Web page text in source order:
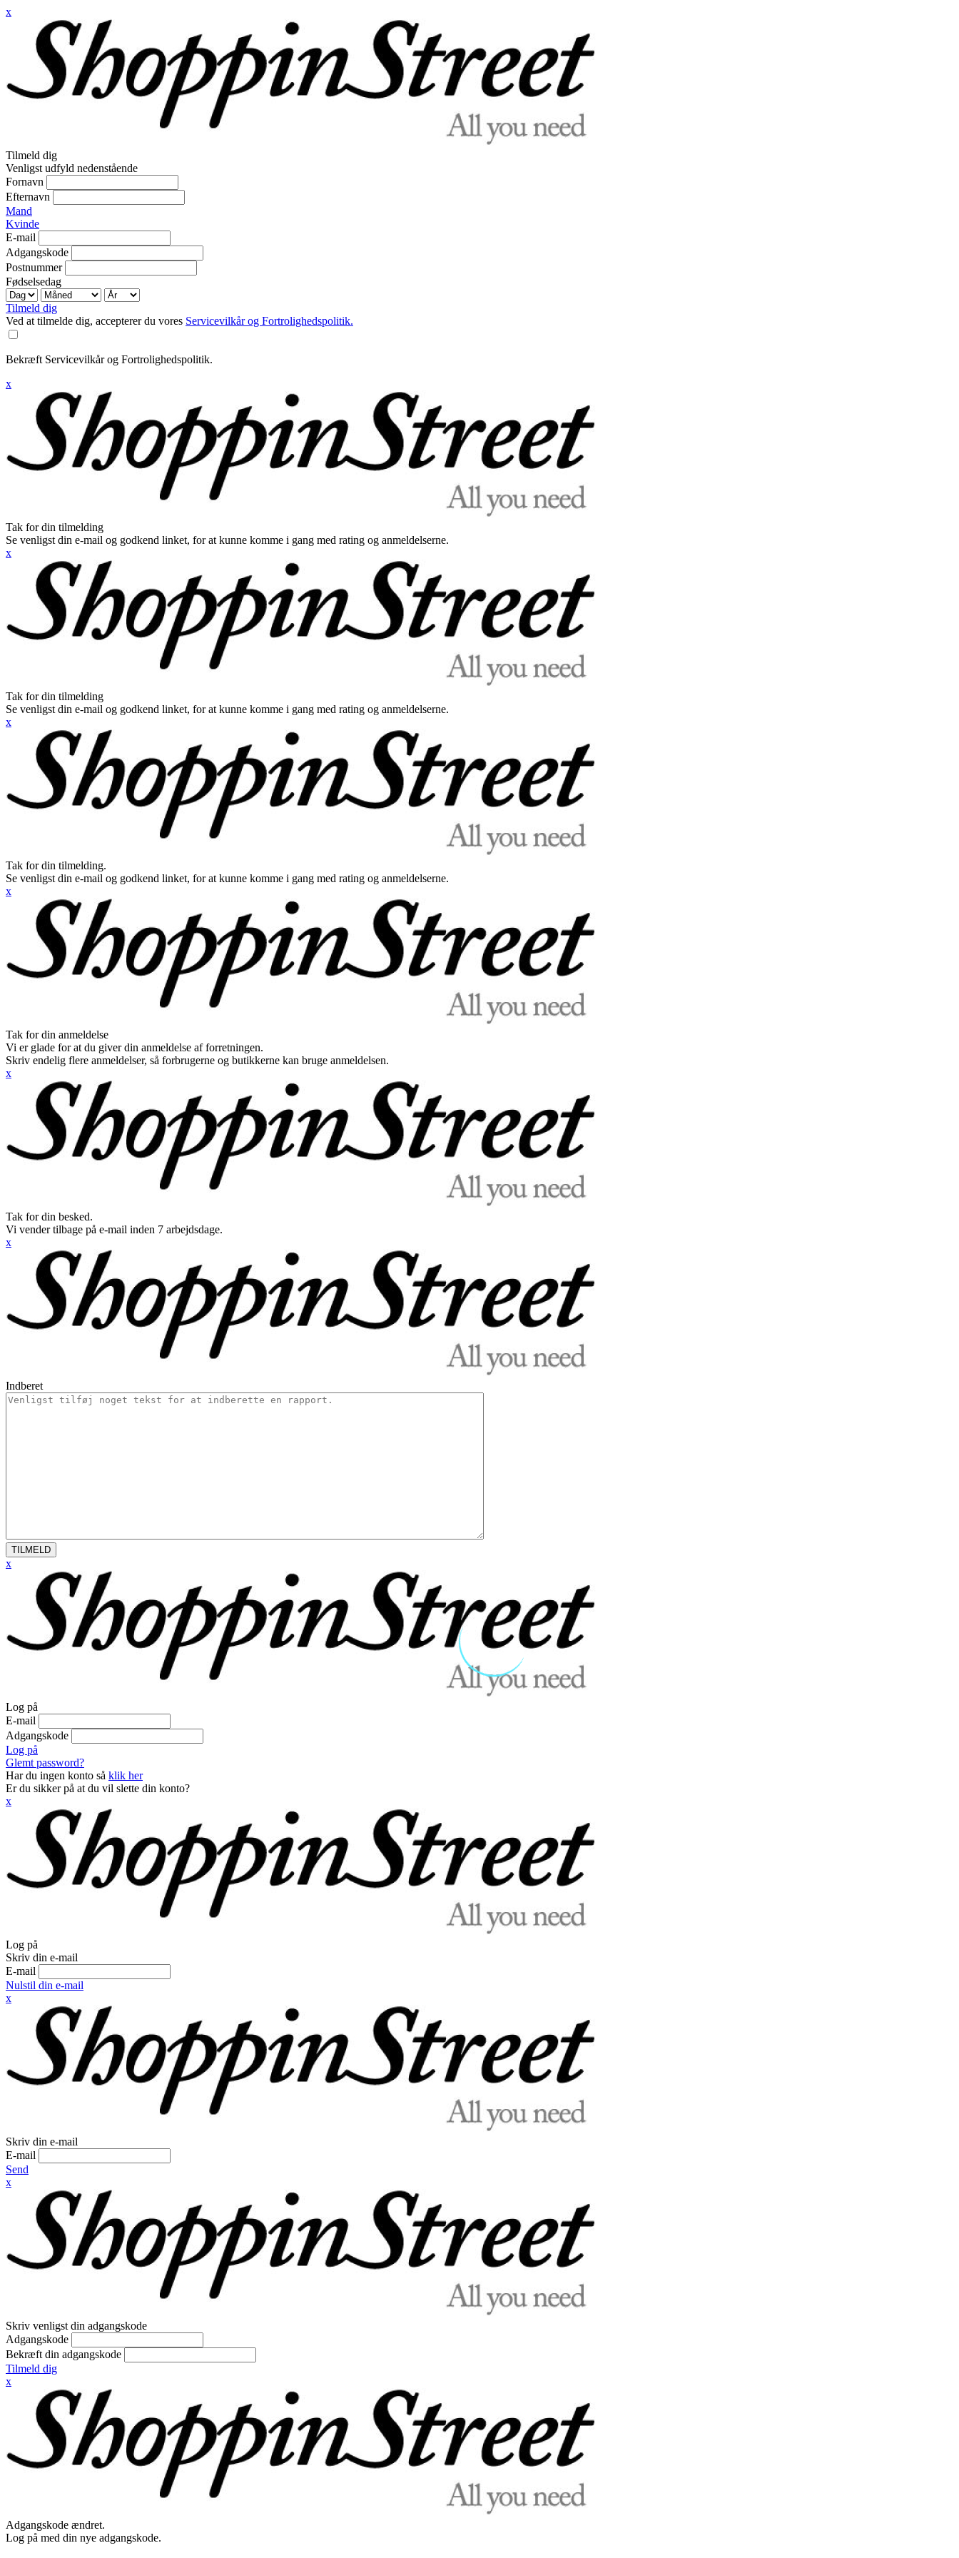
x
Tilmeld dig
Venligst udfyld nedenstående
Fornavn
Efternavn
Mand
Kvinde
E-mail
Adgangskode
Postnummer
Fødselsedag
Tilmeld dig
Ved at tilmelde dig, accepterer du vores Servicevilkår og Fortrolighedspolitik.
Bekræft Servicevilkår og Fortrolighedspolitik.
x
Tak for din tilmelding
Se venligst din e-mail og godkend linket, for at kunne komme i gang med rating og anmeldelserne.
x
Tak for din tilmelding
Se venligst din e-mail og godkend linket, for at kunne komme i gang med rating og anmeldelserne.
x
Tak for din tilmelding.
Se venligst din e-mail og godkend linket, for at kunne komme i gang med rating og anmeldelserne.
x
Tak for din anmeldelse
Vi er glade for at du giver din anmeldelse af forretningen.
Skriv endelig flere anmeldelser, så forbrugerne og butikkerne kan bruge anmeldelsen.
x
Tak for din besked.
Vi vender tilbage på e-mail inden 7 arbejdsdage.
x
Indberet
TILMELD
x
Log på
E-mail
Adgangskode
Log på
Glemt password?
Har du ingen konto så klik her
Er du sikker på at du vil slette din konto?
x
Log på
Skriv din e-mail
E-mail
Nulstil din e-mail
x
Skriv din e-mail
E-mail
Send
x
Skriv venligst din adgangskode
Adgangskode
Bekræft din adgangskode
Tilmeld dig
x
Adgangskode ændret.
Log på med din nye adgangskode.